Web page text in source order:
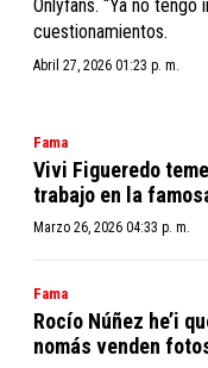
Onlyfans. “Ya no tengo
cuestionamientos.
Abril 27, 2026 01:23 p. m.
Fama
Vivi Figueredo
trabajo en la
Marzo 26, 2026 04:33 p. m.
Fama
Rocío Núñez he’i
nomás venden